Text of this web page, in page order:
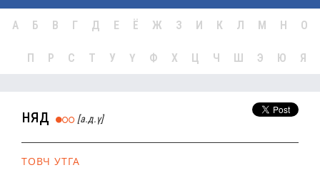
А Б В Г Д Е Ё Ж З И К Л М Н О
П Р С Т У Ү Ф Х Ц Ч Ш Э Ю Я
няд [а.д.ү]
ТОВЧ УТГА